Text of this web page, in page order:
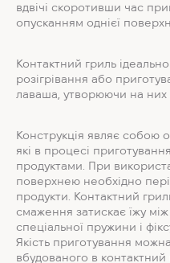
вдвічі скоротивши час
опусканням однієї
Контактний гриль
розігрівання або
лаваша, утворюючи на них
Конструкція являє собою
які в процесі
продуктами. При
поверхнею необхідно
продукти. Контактний
смаження затискає їжу
спеціальної пружини і
Якість приготування
вбудованого в контактний